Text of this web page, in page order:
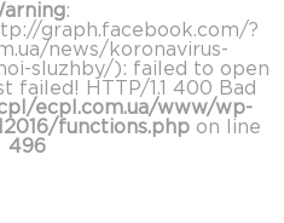
:
graph.facebook.com/?
news/koronavirus-
sluzhby/): failed to open
failed! HTTP/1.1 400 Bad
ecpl.com.ua/www/wp-
functions.php on line
496